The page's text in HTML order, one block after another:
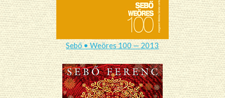
Sebő • Weöres 100 — 2013